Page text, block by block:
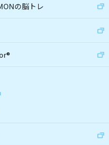
の脳トレ
®